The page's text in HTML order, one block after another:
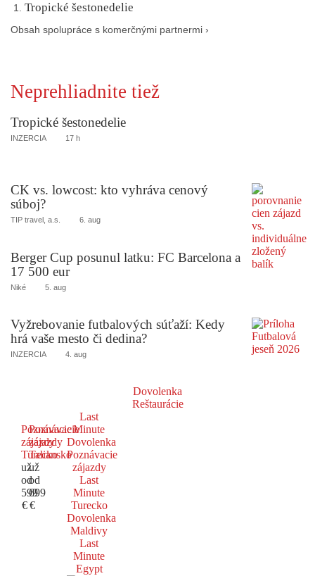
Tropické šestonedelie
Obsah spolupráce s komerčnými partnermi ›
Neprehliadnite tiež
Tropické šestonedelie
INZERCIA 17 h
CK vs. lowcost: kto vyhráva cenový
súboj?
TIP travel, a.s. 6. aug
Berger Cup posunul latku: FC Barcelona a
17 500 eur
Niké 5. aug
Vyžrebovanie futbalových súťaží: Kedy
hrá vaše mesto či dedina?
INZERCIA 4. aug
Dovolenka
Reštaurácie
Poznávacie
zájazdy
Turecko
už
od
599
€
Poznávacie
zájazdy
Taliansko
už
od
699
€
Last
Minute
Dovolenka
Poznávacie
zájazdy
Last
Minute
Turecko
Dovolenka
Maldivy
Last
Minute
Egypt